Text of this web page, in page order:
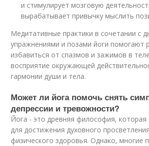
и стимулирует мозговую
вырабатывает привычку мыслить
Медитативные практики в сочетании с
упражнениями и позами йоги помогают
избавиться от спазмов и зажимов в
восприятие окружающей
гармонии души и тела.
Может ли йога помочь снять
депрессии и тревожности?
Йога - это древняя философия, которая
для достижения духовного
физического здоровья. Однако, многие